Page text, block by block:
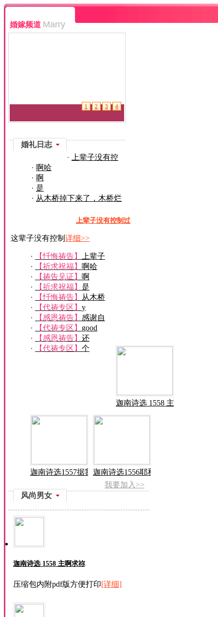
婚嫁频道 Marry
1 2 3 4
婚礼日志
上辈子没有控
啊哈
啊
是
从木桥掉下来了，木桥烂
上辈子没有控制过
这辈子没有控制 详细>>
【忏悔祷告】
上辈子
没有控制过
【祈求祝福】 啊哈
【祷告见证】 啊
【祈求祝福】 是
【忏悔祷告】
从木桥
掉下来了，木桥
【代祷专区】 y
【感恩祷告】 感谢自
己
【代祷专区】 good
【感恩祷告】 还
【代祷专区】 个
迦南诗选 1558 主
迦南诗选1557据我 迦南诗选1556耶和
风尚男女
我要加入>>
迦南诗选 1558 主啊求祢
压缩包内附pdf版方便打印[详细]